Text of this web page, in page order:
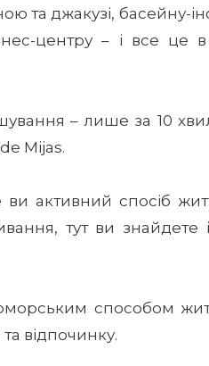
та джакузі, басейну-
центру – і все це
– лише за 10
Mijas.
активний спосіб
тут ви знайдете
способом
відпочинку.